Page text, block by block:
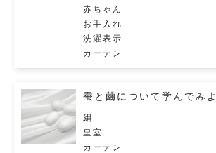
赤ちゃん
お手入れ
洗濯表示
カーテン
蚕と繭について学んでみよ
絹
皇室
カーテン